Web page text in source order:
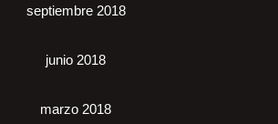
septiembre 2018
junio 2018
marzo 2018